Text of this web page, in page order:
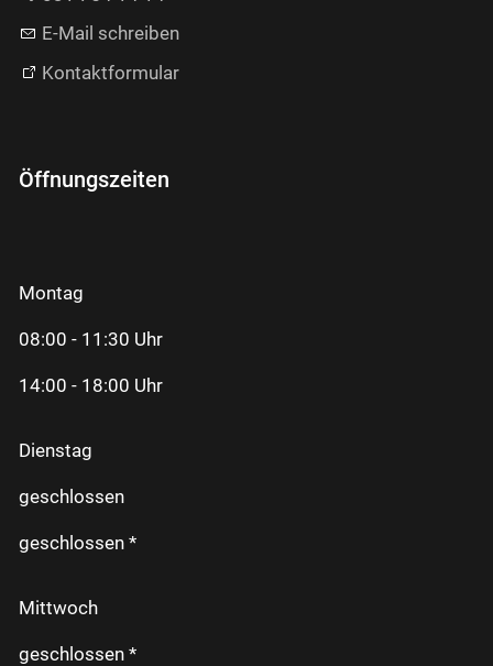
E-Mail schreiben
Kontaktformular
Öffnungszeiten
Montag
08:00 - 11:30 Uhr
14:00 - 18:00 Uhr
Dienstag
geschlossen
geschlossen *
Mittwoch
geschlossen *